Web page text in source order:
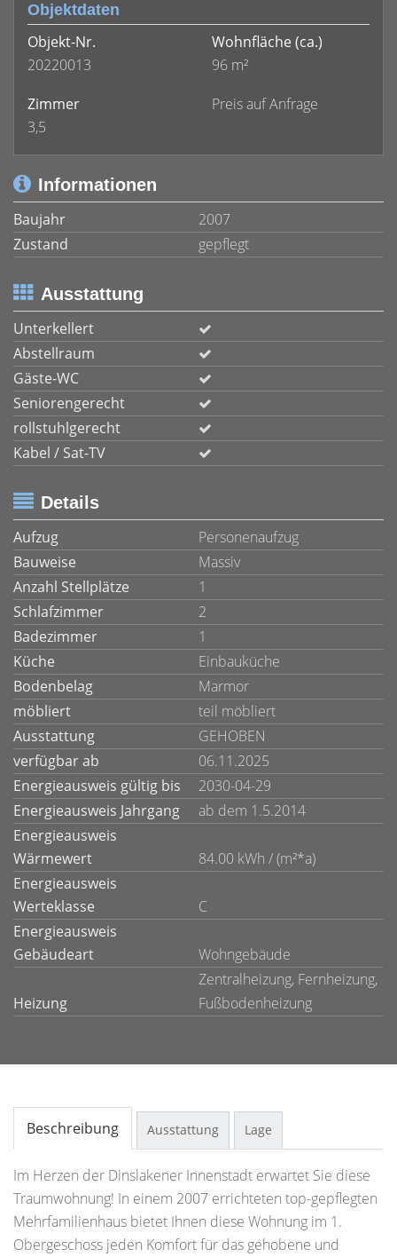
Objektdaten
Objekt-Nr.
20220013
Wohnfläche (ca.)
96 m²
Zimmer
3,5
Preis auf Anfrage
Informationen
Baujahr
2007
Zustand
gepflegt
Ausstattung
Unterkellert
Abstellraum
Gäste-WC
Seniorengerecht
rollstuhlgerecht
Kabel / Sat-TV
Details
Aufzug
Personenaufzug
Bauweise
Massiv
Anzahl Stellplätze
1
Schlafzimmer
2
Badezimmer
1
Küche
Einbauküche
Bodenbelag
Marmor
möbliert
teil möbliert
Ausstattung
GEHOBEN
verfügbar ab
06.11.2025
Energieausweis gültig bis
2030-04-29
Energieausweis Jahrgang
ab dem 1.5.2014
Energieausweis
Wärmewert
84.00 kWh / (m²*a)
Energieausweis
Werteklasse
C
Energieausweis
Gebäudeart
Wohngebäude
Heizung
Zentralheizung, Fernheizung,
Fußbodenheizung
Beschreibung Ausstattung Lage
Im Herzen der Dinslakener Innenstadt erwartet Sie diese
Traumwohnung! In einem 2007 errichteten top-gepflegten
Mehrfamilienhaus bietet Ihnen diese Wohnung im 1.
Obergeschoss jeden Komfort für das gehobene und